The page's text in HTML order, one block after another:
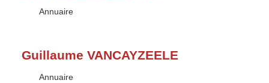
Type :
Annuaire
Guillaume VANCAYZEELE
Type :
Annuaire